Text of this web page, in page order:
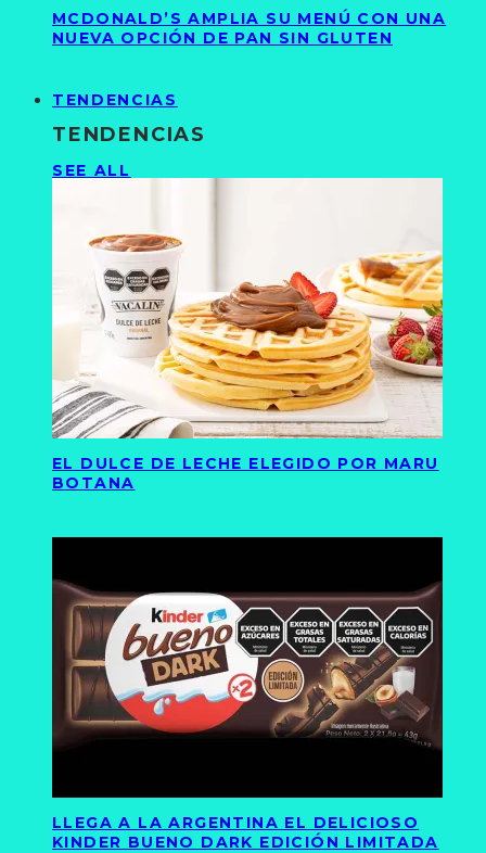
MCDONALD’S AMPLIA SU MENÚ CON UNA
NUEVA OPCIÓN DE PAN SIN GLUTEN
TENDENCIAS
TENDENCIAS
SEE ALL
EL DULCE DE LECHE ELEGIDO POR MARU
BOTANA
LLEGA A LA ARGENTINA EL DELICIOSO
KINDER BUENO DARK EDICIÓN LIMITADA